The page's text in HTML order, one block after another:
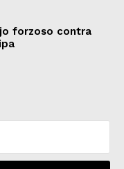
forzoso contra